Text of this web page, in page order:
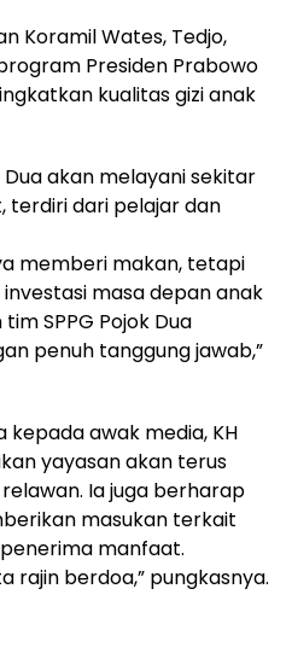
Koramil Wates, Tedjo,
Presiden Prabowo
kualitas gizi anak
Dua akan melayani sekitar
terdiri dari pelajar dan
memberi makan, tetapi
masa depan anak
SPPG Pojok Dua
penuh tanggung jawab,”
awak media, KH
yayasan akan terus
Ia juga berharap
masukan terkait
manfaat.
rajin berdoa,” pungkasnya.